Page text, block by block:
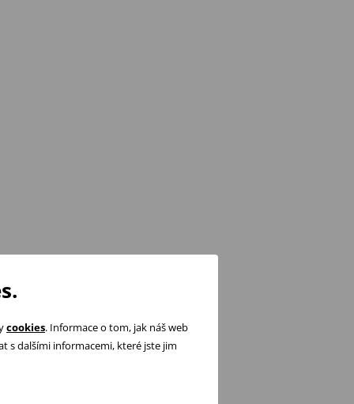
cookies. Informace o tom, jak náš web
s dalšími informacemi, které jste jim